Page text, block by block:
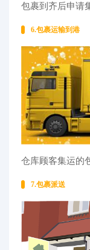
包裹到齐后申请
6.包裹运输到港
仓库顾客集运的
7.包裹派送